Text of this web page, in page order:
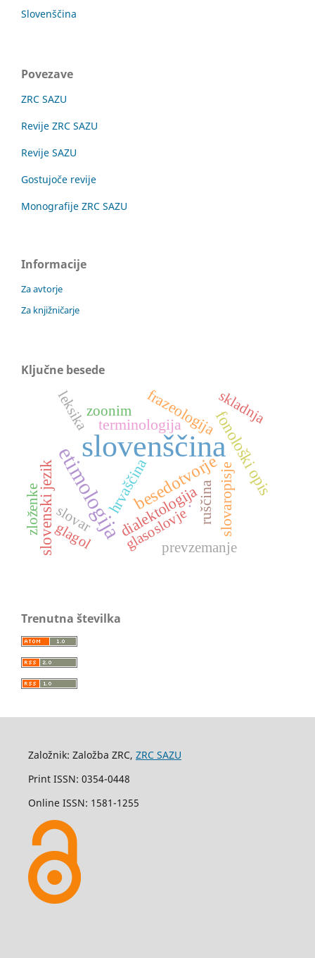
Slovenščina
Povezave
ZRC SAZU
Revije ZRC SAZU
Revije SAZU
Gostujoče revije
Monografije ZRC SAZU
Informacije
Za avtorje
Za knjižničarje
Ključne besede
slovenščina
etimologijabesedotvorje
slovenski jezik
fonološki opis
.
hrvaščina
dialektologija
terminologija
ruščina
frazeologija
slovaropisje
leksika
slovar
zoonim
glasoslovjeprevzemanje
skladnja
glagol
zloženke
Trenutna številka
Založnik: Založba ZRC, ZRC SAZU
Print ISSN: 0354-0448
Online ISSN: 1581-1255